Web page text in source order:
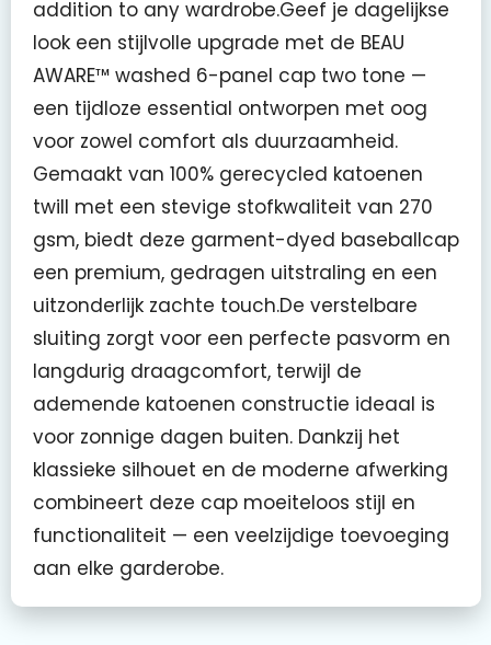
addition to any wardrobe.Geef je dagelijkse
look een stijlvolle upgrade met de BEAU
AWARE™ washed 6-panel cap two tone —
een tijdloze essential ontworpen met oog
voor zowel comfort als duurzaamheid.
Gemaakt van 100% gerecycled katoenen
twill met een stevige stofkwaliteit van 270
gsm, biedt deze garment-dyed baseballcap
een premium, gedragen uitstraling en een
uitzonderlijk zachte touch.De verstelbare
sluiting zorgt voor een perfecte pasvorm en
langdurig draagcomfort, terwijl de
ademende katoenen constructie ideaal is
voor zonnige dagen buiten. Dankzij het
klassieke silhouet en de moderne afwerking
combineert deze cap moeiteloos stijl en
functionaliteit — een veelzijdige toevoeging
aan elke garderobe.